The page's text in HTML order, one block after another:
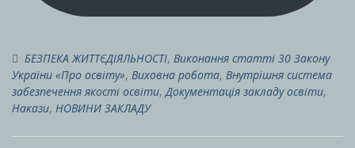
БЕЗПЕКА ЖИТТЄДІЯЛЬНОСТІ, Виконання статті 30 Закону
України «Про освіту», Виховна робота, Внутрішня система
забезпечення якості освіти,Документація закладу освіти,
Накази, НОВИНИ ЗАКЛАДУ